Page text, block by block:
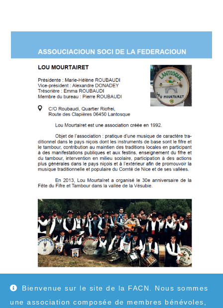
Bienvenue sur le site de la FACN. Nous sommes
une association composée de membres bénévoles,